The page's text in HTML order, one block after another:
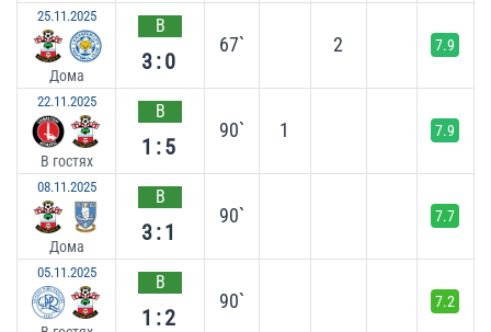
25.11.2025
Дома
В
3:0
67` 2 7.9
22.11.2025
В гостях
В
1:5
90` 1 7.9
08.11.2025
Дома
В
3:1
90` 7.7
05.11.2025 В
1:2
90` 7.2